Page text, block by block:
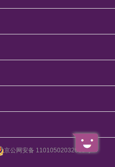
京公网安备 11010502032083号